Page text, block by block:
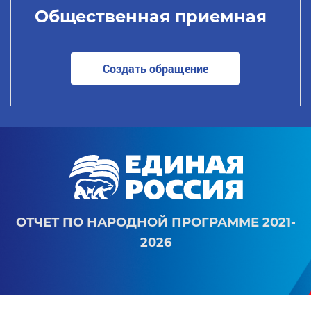
Общественная приемная
Создать обращение
ОТЧЕТ ПО НАРОДНОЙ ПРОГРАММЕ 2021-
2026